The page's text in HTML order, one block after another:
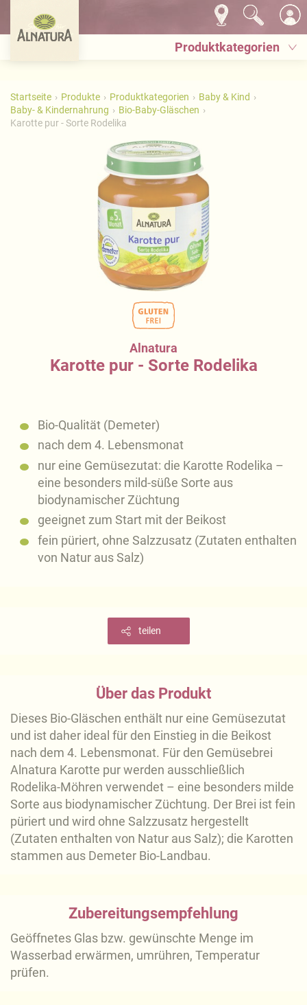
Produktkategorien
Startseite Produkte Produktkategorien
Baby & Kind
Baby- & Kindernahrung
Bio-Baby-Gläschen
Karotte pur - Sorte Rodelika
Alnatura
Karotte pur - Sorte Rodelika
Bio-Qualität (Demeter)
nach dem 4. Lebensmonat
nur eine Gemüsezutat: die Karotte Rodelika –
eine besonders mild-süße Sorte aus
biodynamischer Züchtung
geeignet zum Start mit der Beikost
fein püriert, ohne Salzzusatz (Zutaten enthalten
von Natur aus Salz)
teilen
Über das Produkt
Dieses Bio-Gläschen enthält nur eine Gemüsezutat
und ist daher ideal für den Einstieg in die Beikost
nach dem 4. Lebensmonat. Für den Gemüsebrei
Alnatura Karotte pur werden ausschließlich
Rodelika-Möhren verwendet – eine besonders milde
Sorte aus biodynamischer Züchtung. Der Brei ist fein
püriert und wird ohne Salzzusatz hergestellt
(Zutaten enthalten von Natur aus Salz); die Karotten
stammen aus Demeter Bio-Landbau.
Zubereitungsempfehlung
Geöffnetes Glas bzw. gewünschte Menge im
Wasserbad erwärmen, umrühren, Temperatur
prüfen.